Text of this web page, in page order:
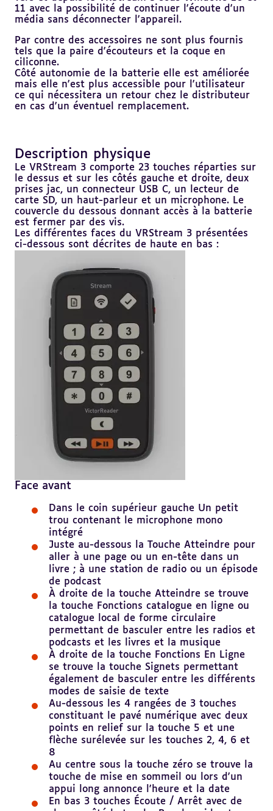
11 avec la possibilité de continuer l'écoute d'un
média sans déconnecter l'appareil.
Par contre des accessoires ne sont plus fournis
tels que la paire d'écouteurs et la coque en
ciliconne.
Côté autonomie de la batterie elle est améliorée
mais elle n'est plus accessible pour l'utilisateur
ce qui nécessitera un retour chez le distributeur
en cas d'un éventuel remplacement.
Description physique
Le VRStream 3 comporte 23 touches réparties sur
le dessus et sur les côtés gauche et droite, deux
prises jac, un connecteur USB C, un lecteur de
carte SD, un haut-parleur et un microphone. Le
couvercle du dessous donnant accès à la batterie
est fermer par des vis.
Les différentes faces du VRStream 3 présentées
ci-dessous sont décrites de haute en bas :
Face avant
Dans le coin supérieur gauche Un petit
trou contenant le microphone mono
intégré
Juste au-dessous la Touche Atteindre pour
aller à une page ou un en-tête dans un
livre ; à une station de radio ou un épisode
de podcast
À droite de la touche Atteindre se trouve
la touche Fonctions catalogue en ligne ou
catalogue local de forme circulaire
permettant de basculer entre les radios et
podcasts et les livres et la musique
À droite de la touche Fonctions En Ligne
se trouve la touche Signets permettant
également de basculer entre les différents
modes de saisie de texte
Au-dessous les 4 rangées de 3 touches
constituant le pavé numérique avec deux
points en relief sur la touche 5 et une
flèche surélevée sur les touches 2, 4, 6 et
8
Au centre sous la touche zéro se trouve la
touche de mise en sommeil ou lors d'un
appui long annonce l'heure et la date
En bas 3 touches Écoute / Arrêt avec de
Revenir
au
sommaire